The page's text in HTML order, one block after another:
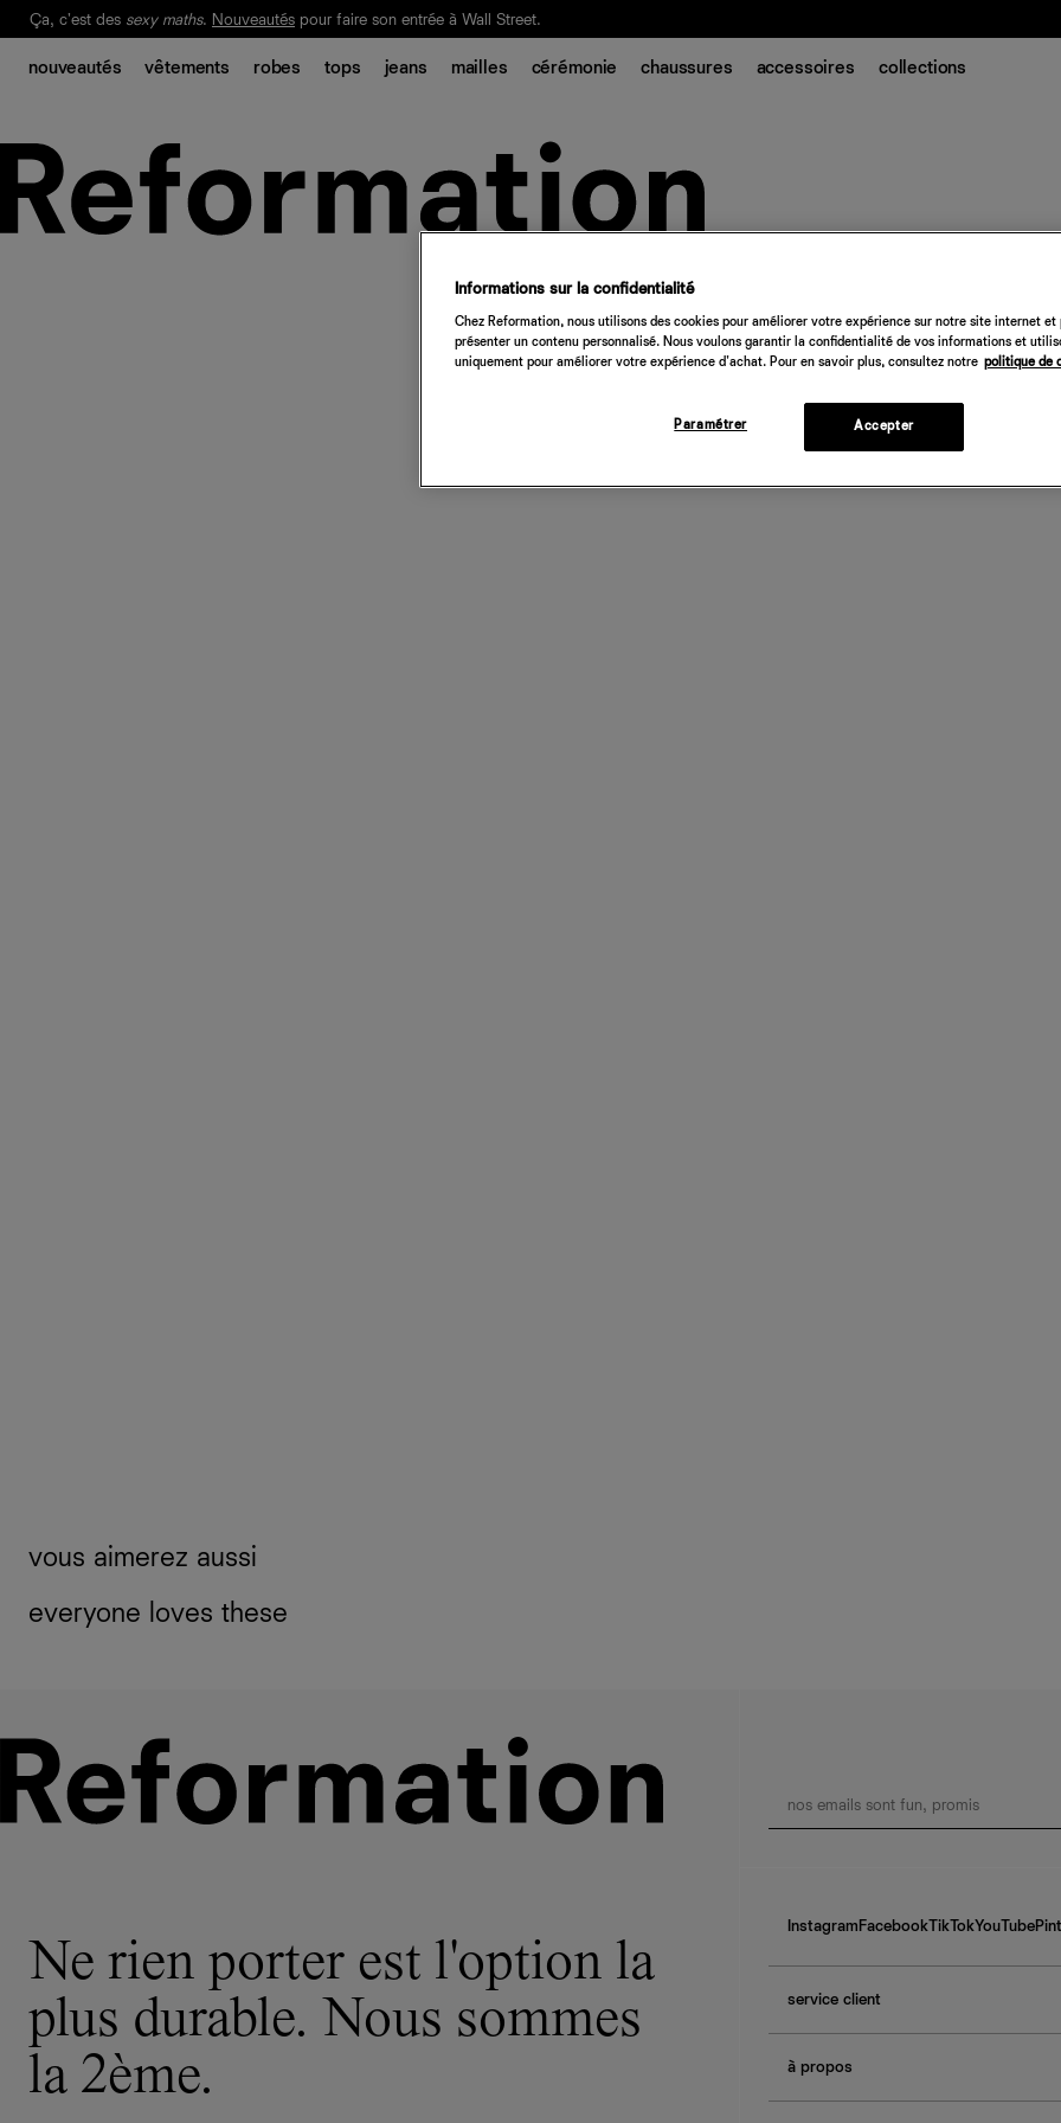
Notre Bilan Responsable 2025 est ici. Lisez-le
Ça, c'est des sexy maths. Nouveautés pour faire son entrée à Wall Street.
nouveautés vêtements robes tops jeans mailles cérémonie chaussures accessoires collections
vous aimerez aussi
everyone loves these
Ne rien porter est l'option la
plus durable. Nous sommes
la 2ème.
Instagram FacebookTikTokYouTube
service client
contactez-nous
guide des tailles
à propos
Informations sur la confidentialité
Chez Reformation, nous utilisons des cookies pour améliorer votre expérience sur notre site internet et
présenter un contenu personnalisé. Nous voulons garantir la confidentialité de vos informations et
uniquement pour améliorer votre expérience d'achat. Pour en savoir plus, consultez notre politique de
Paramétrer Accepter